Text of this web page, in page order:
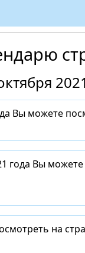
Вы можете
года Вы
на